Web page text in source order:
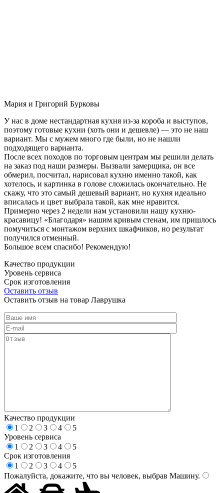
Мария и Григорий Бурковы
У нас в доме нестандартная кухня из-за короба и выступов,
поэтому готовые кухни (хоть они и дешевле) — это не наш
вариант. Мы с мужем много где были, но не нашли
подходящего варианта.
После всех походов по торговым центрам мы решили делать
на заказ под наши размеры. Вызвали замерщика, он все
обмерил, посчитал, нарисовал кухню именно такой, как
хотелось, и картинка в голове сложилась окончательно. Не
скажу, что это самый дешевый вариант, но кухня идеально
вписалась и цвет выбрала такой, как мне нравится.
Примерно через 2 недели нам установили нашу кухню-
красавицу! «Благодаря» нашим кривым стенам, им пришлось
помучиться с монтажом верхних шкафчиков, но результат
получился отменный.
Большое всем спасибо! Рекомендую!
Качество продукции
Уровень сервиса
Срок изготовления
Оставить отзыв
Оставить отзыв на товар Лаврушка
Качество продукции
1
2 3 4
5
Уровень сервиса
1
2 3 4
5
Срок изготовления
1
2 3 4
5
Пожалуйста, докажите, что вы человек, выбрав Машину.